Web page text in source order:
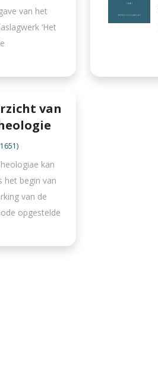
van het
‘Het
van
kan
het begin van
van de
opgestelde